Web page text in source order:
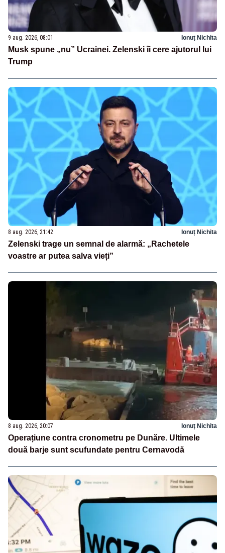
9 aug. 2026, 08:01 Ionuț Nichita
Musk spune „nu” Ucrainei. Zelenski îi cere ajutorul lui
Trump
8 aug. 2026, 21:42 Ionuț Nichita
Zelenski trage un semnal de alarmă: „Rachetele
voastre ar putea salva vieți”
8 aug. 2026, 20:07 Ionuț Nichita
Operațiune contra cronometru pe Dunăre. Ultimele
două barje sunt scufundate pentru Cernavodă